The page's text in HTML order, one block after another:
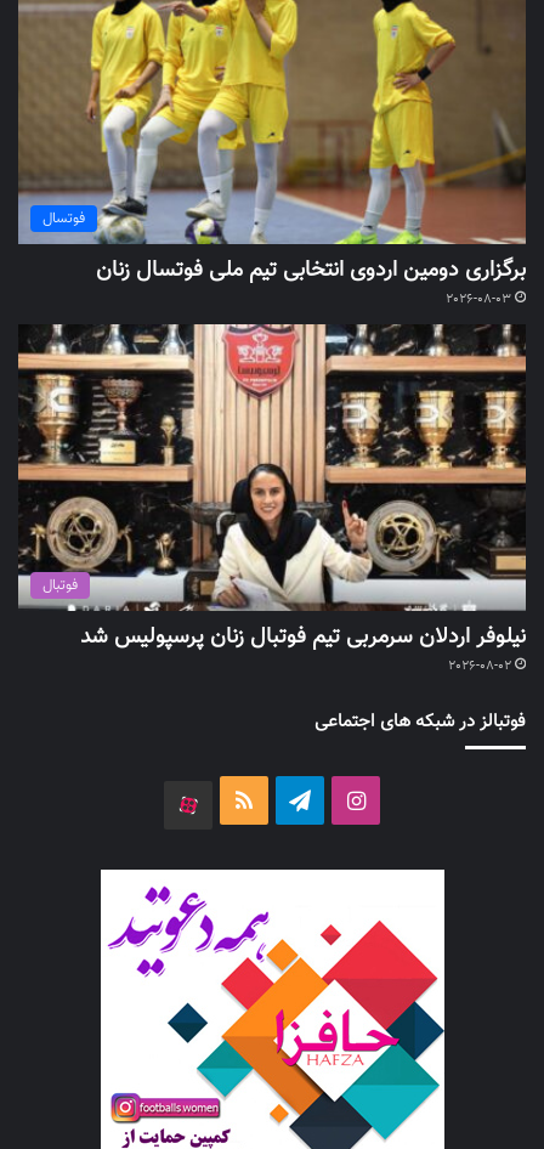
فوتسال
برگزاری دومین اردوی انتخابی تیم ملی فوتسال زنان
2026-08-03
فوتبال
نیلوفر اردلان سرمربی تیم فوتبال زنان پرسپولیس شد
2026-08-02
فوتبالز در شبکه های اجتماعی
اینستاگرامتلگرام خوراک